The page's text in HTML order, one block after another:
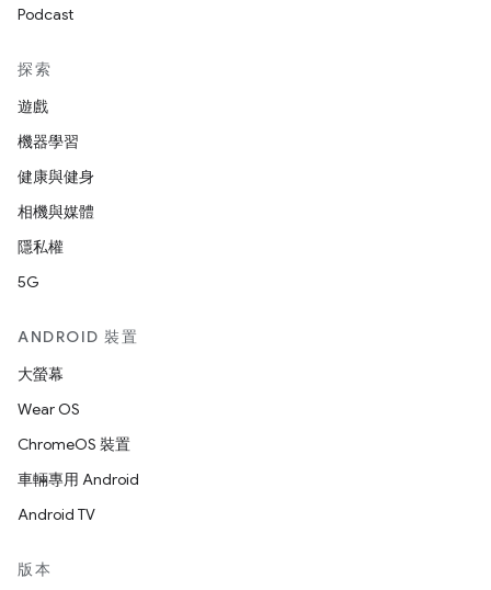
Podcast
探索
遊戲
機器學習
健康與健身
相機與媒體
隱私權
5G
ANDROID 裝置
大螢幕
Wear OS
ChromeOS 裝置
車輛專用 Android
Android TV
版本